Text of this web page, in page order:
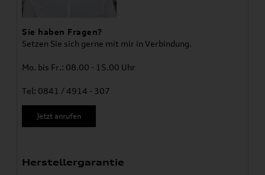
Sie haben Fragen?
Setzen Sie sich gerne mit mir in Verbindung.
Mo. bis Fr.: 08.00 - 15.00 Uhr
Tel: 0841 / 4914 - 307
Jetzt anrufen
Herstellergarantie